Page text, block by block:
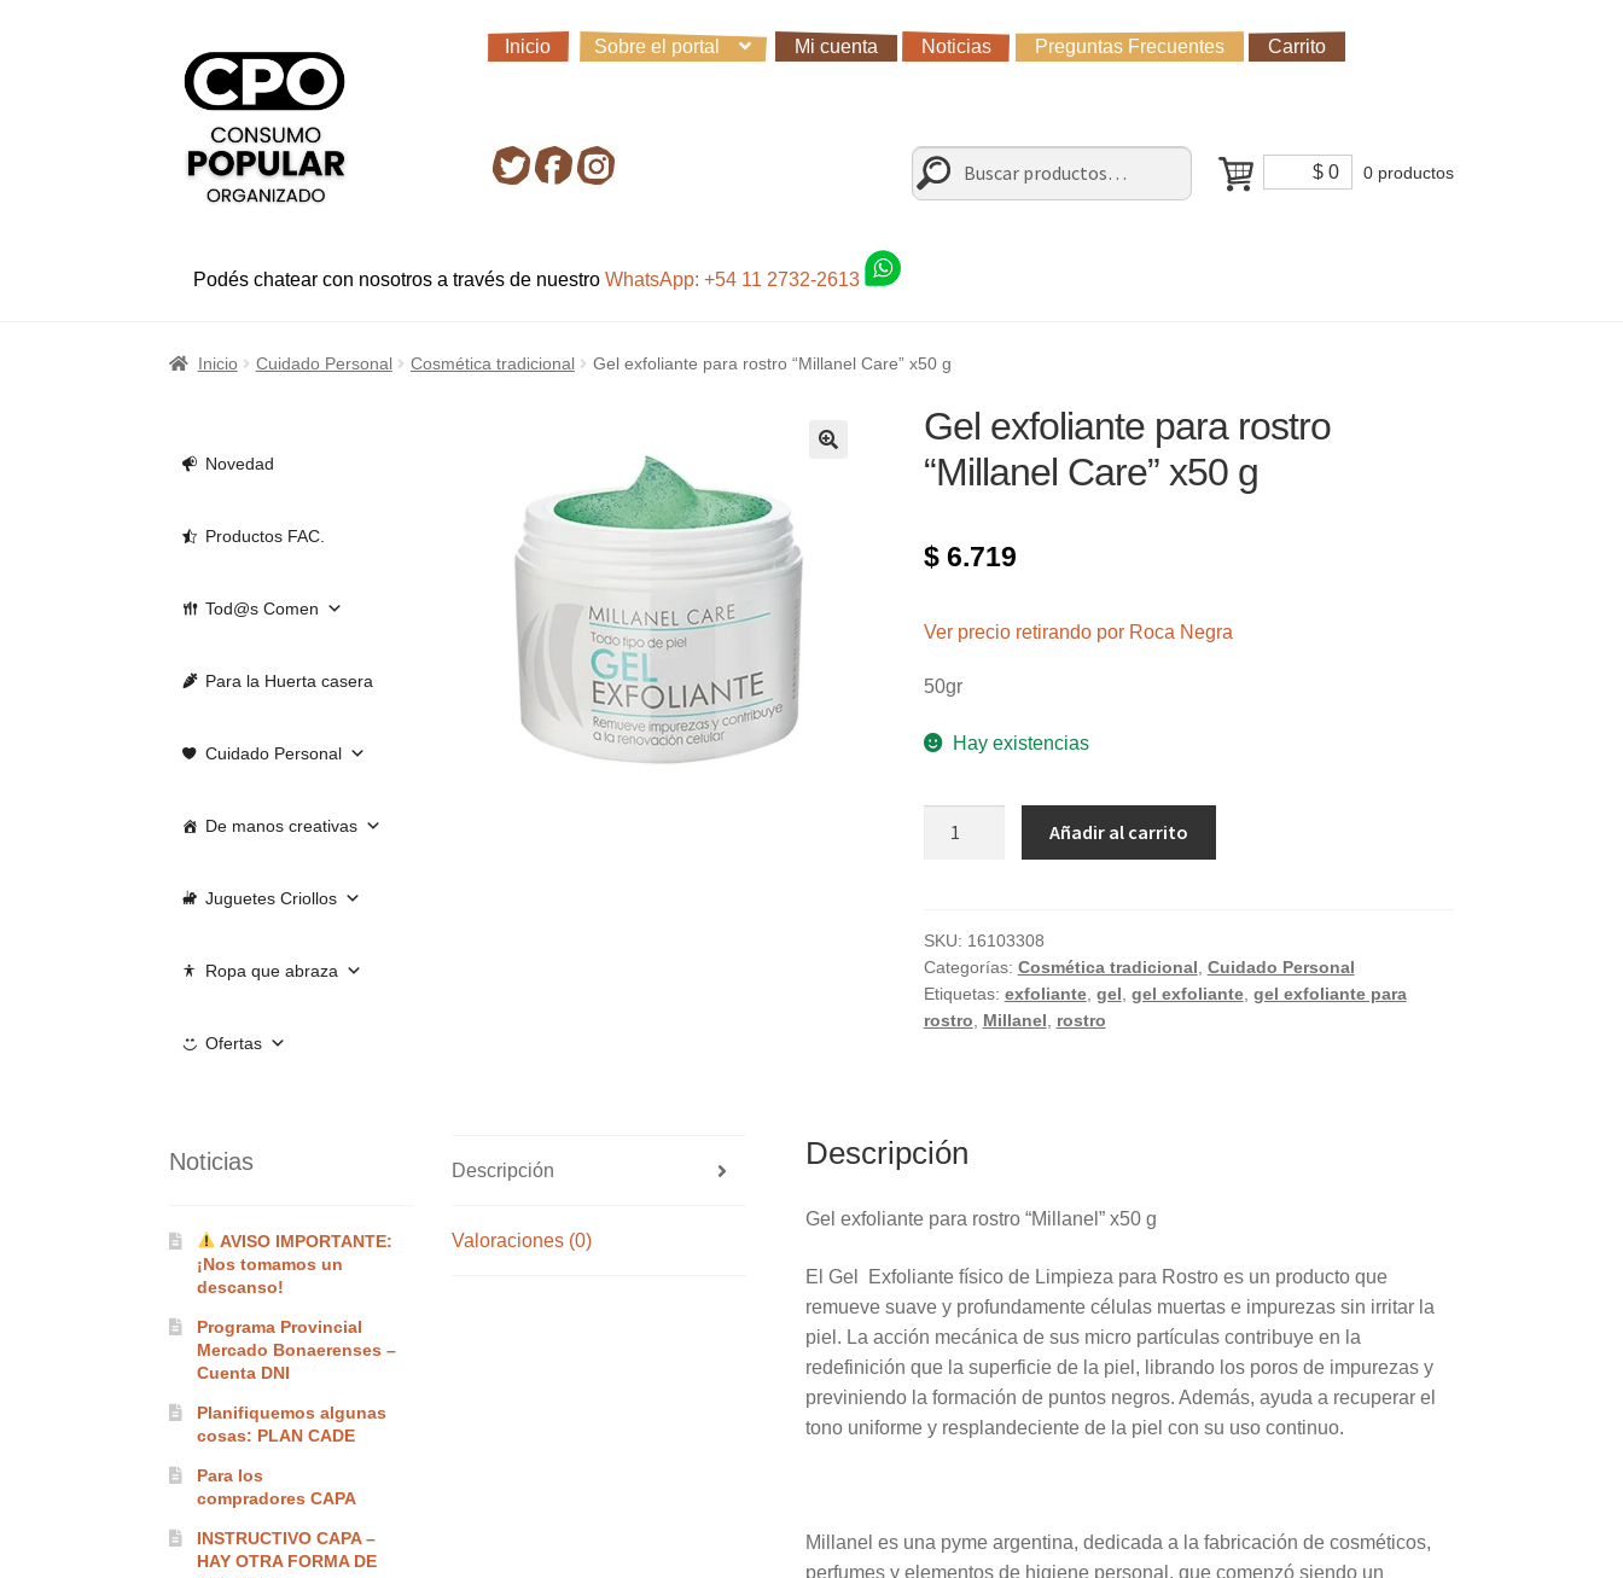
navegación
al
contenido
Inicio Sobre el portal Mi cuenta Noticias Preguntas Frecuentes Carrito
Retirando en Roca Negra Sugerencias y consultas Cómo Comprar?
$0 0 productos
Buscar
por:
Buscar
Podés chatear con nosotros a través de nuestroWhatsApp: +54 11 2732-2613
Inicio Cuidado Personal Cosmética tradicional Gel exfoliante para rostro “Millanel Care” x50 g
Gel exfoliante para rostro
“Millanel Care” x50 g
$6.719
Ver precio retirando por Roca Negra
50gr
Hay existencias
"Millanel
Care"
x50
g
Añadir al carrito
SKU: 16103308
Categorías: Cosmética tradicional, Cuidado Personal
Etiquetas: exfoliante, gel, gel exfoliante, gel exfoliante para
rostro, Millanel, rostro
Descripción
Valoraciones (0)
Descripción
Gel exfoliante para rostro “Millanel” x50 g
El Gel Exfoliante físico de Limpieza para Rostro es un producto que
remueve suave y profundamente células muertas e impurezas sin irritar la
piel. La acción mecánica de sus micro partículas contribuye en la
redefinición que la superficie de la piel, librando los poros de impurezas y
previniendo la formación de puntos negros. Además, ayuda a recuperar el
tono uniforme y resplandeciente de la piel con su uso continuo.
Millanel es una pyme argentina, dedicada a la fabricación de cosméticos,
perfumes y elementos de higiene personal, que comenzó siendo un
Novedad
Productos FAC.
Tod@s Comen
Para la Huerta casera
Cuidado Personal
De manos creativas
Juguetes Criollos
Ropa que abraza
Ofertas
Noticias
AVISO IMPORTANTE:
¡Nos tomamos un
descanso!
Programa Provincial
Mercado Bonaerenses –
Cuenta DNI
Planifiquemos algunas
cosas: PLAN CADE
Para los
compradores CAPA
INSTRUCTIVO CAPA –
HAY OTRA FORMA DE